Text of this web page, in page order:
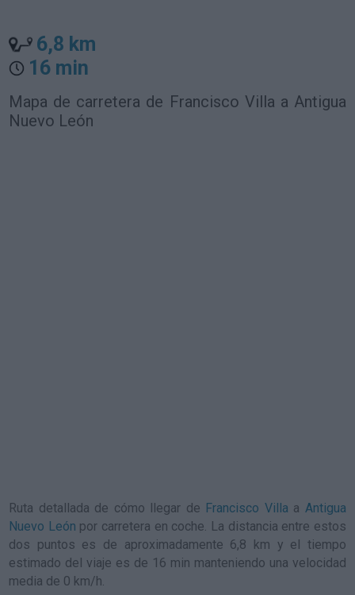
6,8 km
16 min
Mapa de carretera de Francisco Villa a Antigua
Nuevo León
Ruta detallada de cómo llegar de Francisco Villa a Antigua
Nuevo León por carretera en coche. La distancia entre estos
dos puntos es de aproximadamente 6,8 km y el tiempo
estimado del viaje es de 16 min manteniendo una velocidad
media de 0 km/h.